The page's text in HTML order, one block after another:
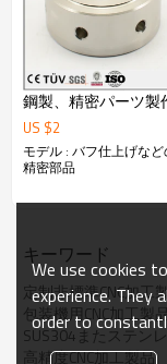
その他:
1、日本語と英語
2、納期： 弊社
短納期にも対応
3、運送：船便、
ります。
4、OEM: 可
5．弊社は輸出ラ
●詳しくはカタ
せ下さい。
鋼製、精密パーツ製
US $2
モデル : バフ仕上げな
精密部品
キーワード
定制非標準CNC加工
包装機用CNC加工製
SUS304またステン
高精度CNC加工製品
We use cookies
experience. They
order to